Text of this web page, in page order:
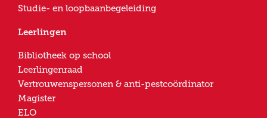
Studie- en loopbaanbegeleiding
Leerlingen
Bibliotheek op school
Leerlingenraad
Vertrouwenspersonen & anti-pestcoördinator
Magister
ELO